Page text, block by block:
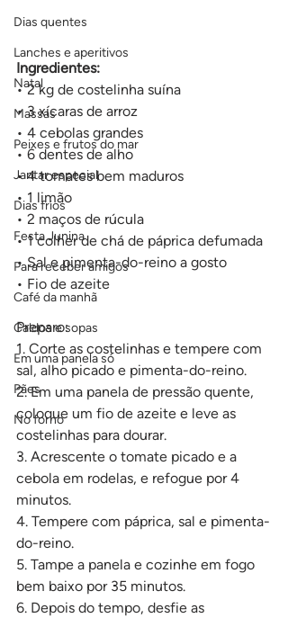
Dias quentes
Lanches e aperitivos
Natal
Massas
Peixes e frutos do mar
Jantar especial
Dias frios
Festa Junina
Para receber amigos
Café da manhã
Caldos e sopas
Em uma panela só
Pães
No forno
Ingredientes:
• 2 kg de costelinha suína
• 3 xícaras de arroz
• 4 cebolas grandes
• 6 dentes de alho
• 4 tomates bem maduros
• 1 limão
• 2 maços de rúcula
• 1 colher de chá de páprica defumada
• Sal e pimenta-do-reino a gosto
• Fio de azeite
Preparo:
1. Corte as costelinhas e tempere com
sal, alho picado e pimenta-do-reino.
2. Em uma panela de pressão quente,
coloque um fio de azeite e leve as
costelinhas para dourar.
3. Acrescente o tomate picado e a
cebola em rodelas, e refogue por 4
minutos.
4. Tempere com páprica, sal e pimenta-
do-reino.
5. Tampe a panela e cozinhe em fogo
bem baixo por 35 minutos.
6. Depois do tempo, desfie as